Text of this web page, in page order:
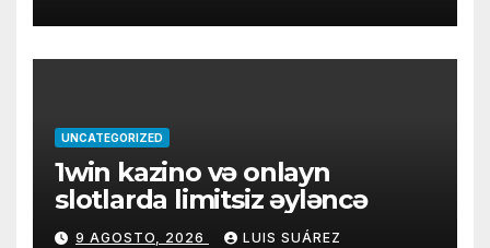
UNCATEGORIZED
1win kazino və onlayn
slotlarda limitsiz əyləncə
9 AGOSTO, 2026 LUIS SUÁREZ